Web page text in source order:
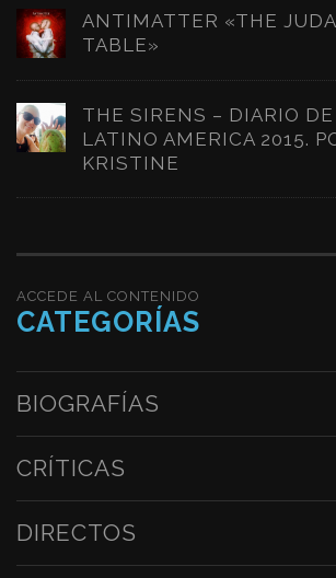
ANTIMATTER «THE
TABLE»
THE SIRENS – DIARIO DE
LATINO AMERICA 2015.
KRISTINE
ACCEDE AL CONTENIDO
CATEGORÍAS
BIOGRAFÍAS
CRÍTICAS
DIRECTOS